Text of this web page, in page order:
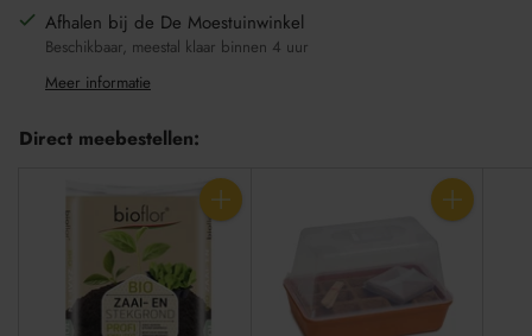
Afhalen bij de De Moestuinwinkel
Beschikbaar, meestal klaar binnen 4 uur
Meer informatie
Direct meebestellen:
Aantal Aantal